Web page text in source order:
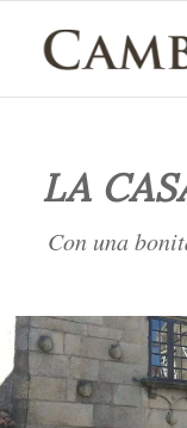
LA
Con una